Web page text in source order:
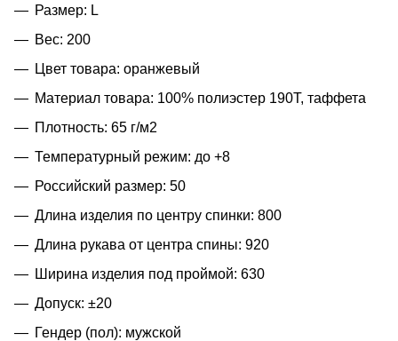
Размер: L
Вес: 200
Цвет товара: оранжевый
Материал товара: 100% полиэстер 190T, таффета
Плотность: 65 г/м2
Температурный режим: до +8
Российский размер: 50
Длина изделия по центру спинки: 800
Длина рукава от центра спины: 920
Ширина изделия под проймой: 630
Допуск: ±20
Гендер (пол): мужской